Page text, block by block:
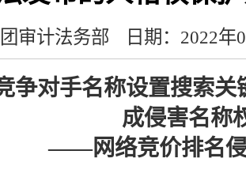
审计法务部 日期：2022年
争对手名称设置搜索关
成侵害名称
——网络竞价排名